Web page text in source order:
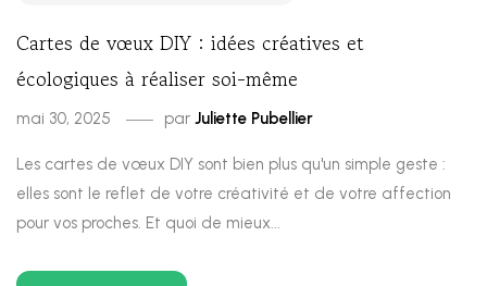
Cartes de vœux DIY : idées créatives et
écologiques à réaliser soi-même
mai 30, 2025 par Juliette Pubellier
Les cartes de vœux DIY sont bien plus qu'un simple geste :
elles sont le reflet de votre créativité et de votre affection
pour vos proches. Et quoi de mieux...